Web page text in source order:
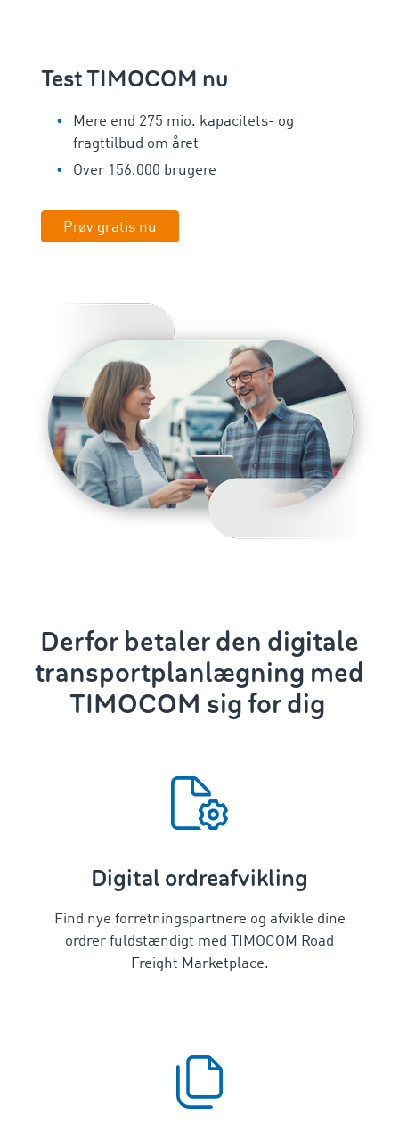
Test TIMOCOM nu
Mere end 275 mio. kapacitets- og
fragttilbud om året
Over 156.000 brugere
Prøv gratis nu
Derfor betaler den digitale
transportplanlægning med
TIMOCOM sig for dig
Digital ordreafvikling
Find nye forretningspartnere og afvikle dine
ordrer fuldstændigt med TIMOCOM Road
Freight Marketplace.